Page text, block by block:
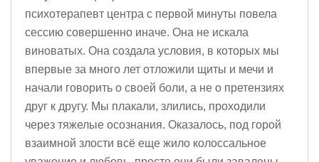
психотерапевт центра с первой минуты повела
сессию совершенно иначе. Она не искала
виноватых. Она создала условия, в которых мы
впервые за много лет отложили щиты и мечи и
начали говорить о своей боли, а не о претензиях
друг к другу. Мы плакали, злились, проходили
через тяжелые осознания. Оказалось, под горой
взаимной злости всё еще жило колоссальное